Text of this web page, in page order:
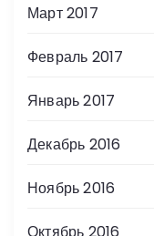
Март 2017
Февраль 2017
Январь 2017
Декабрь 2016
Ноябрь 2016
Октябрь 2016